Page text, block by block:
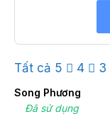
Tất cả 5 4 3
Song Phương
Đã sử dụng